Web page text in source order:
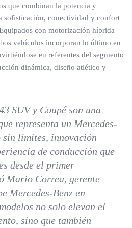
que combinan la potencia y
sofisticación, conectividad y confort
con motorización híbrida
vehículos incorporan lo último en
en referentes del segmento
dinámica, diseño atlético y
SUV y Coupé son una
representa un Mercedes-
límites, innovación
de conducción que
desde el primer
Mario Correa, gerente
Mercedes-Benz en
no solo elevan el
sino que también